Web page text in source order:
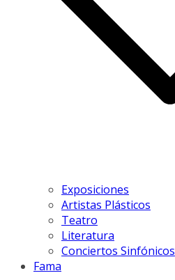
Exposiciones
Artistas Plásticos
Teatro
Literatura
Conciertos Sinfónicos
Fama